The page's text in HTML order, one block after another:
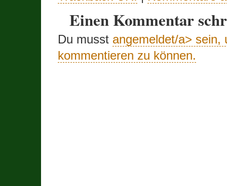
Einen Kommentar
Du musst angemeldet/a> sein,
kommentieren zu können.